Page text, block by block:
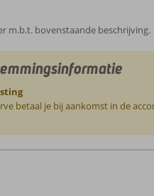
m.b.t. bovenstaande beschrijving.
betaal je bij aankomst in de